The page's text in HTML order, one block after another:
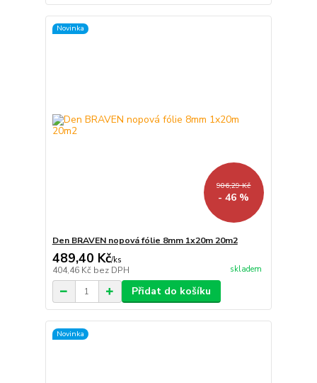
Novinka
906,29 Kč
- 46 %
Den BRAVEN nopová fólie 8mm 1x20m 20m2
489,40 Kč/ks
404,46 Kč bez DPH skladem
Přidat do košíku
Novinka